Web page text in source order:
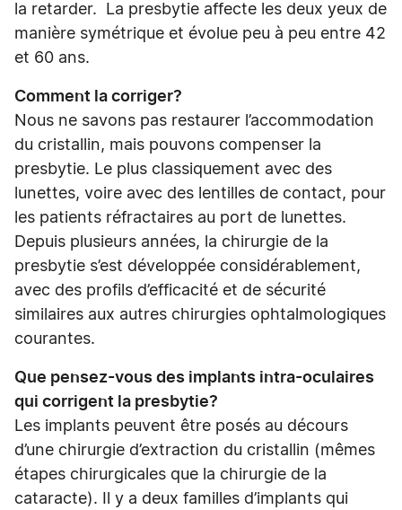
la retarder. La presbytie affecte les deux yeux de
manière symétrique et évolue peu à peu entre 42
et 60 ans.
Comment la corriger?
Nous ne savons pas restaurer l’accommodation
du cristallin, mais pouvons compenser la
presbytie. Le plus classiquement avec des
lunettes, voire avec des lentilles de contact, pour
les patients réfractaires au port de lunettes.
Depuis plusieurs années, la chirurgie de la
presbytie s’est développée considérablement,
avec des profils d’efficacité et de sécurité
similaires aux autres chirurgies ophtalmologiques
courantes.
Que pensez-vous des implants intra-oculaires
qui corrigent la presbytie?
Les implants peuvent être posés au décours
d’une chirurgie d’extraction du cristallin (mêmes
étapes chirurgicales que la chirurgie de la
cataracte). Il y a deux familles d’implants qui